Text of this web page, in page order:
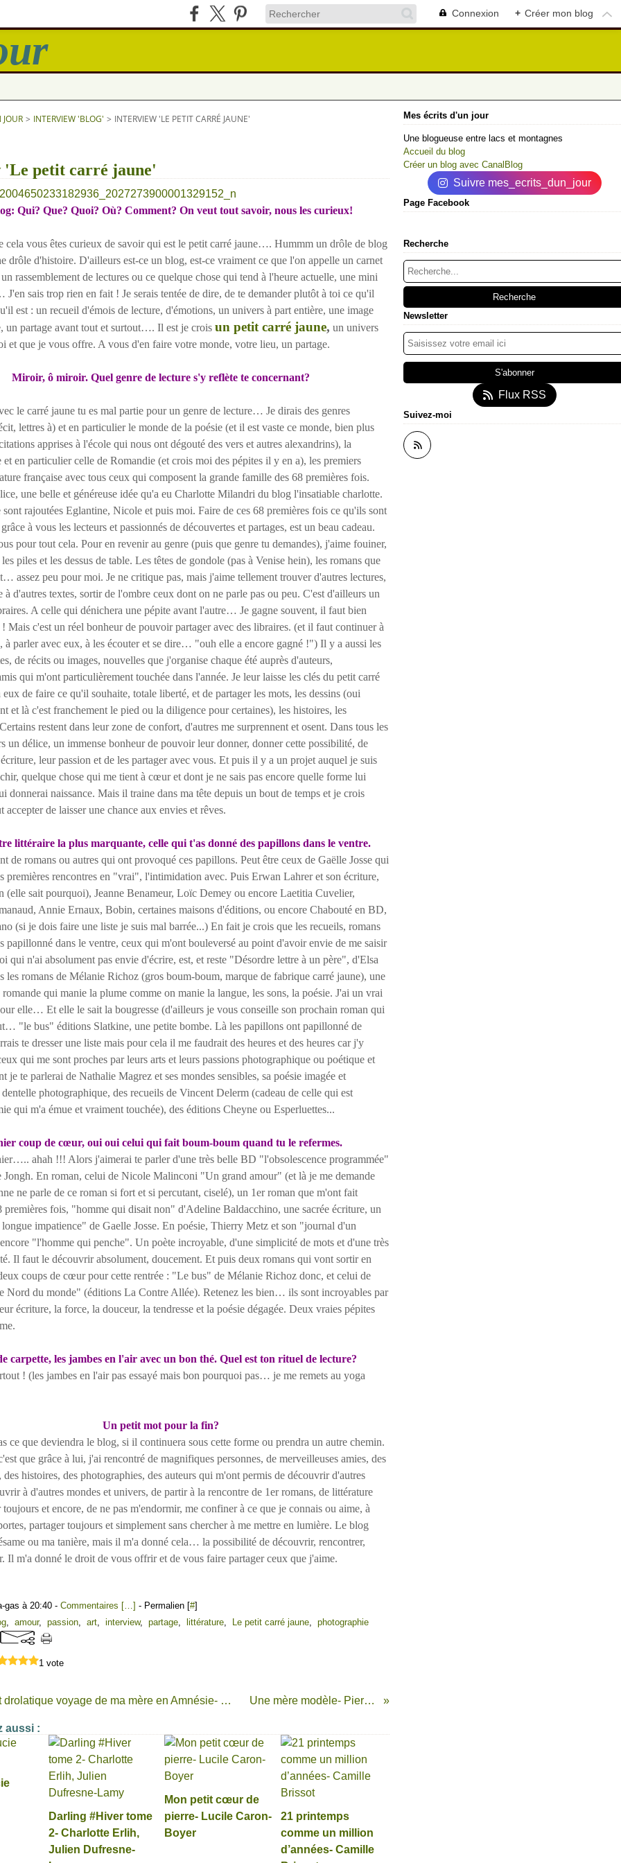
Connexion + Créer mon blog
> INTERVIEW 'BLOG' > INTERVIEW 'LE PETIT CARRÉ JAUNE'
petit carré jaune'
Qui? Que? Quoi? Où? Comment? On veut tout savoir, nous les curieux!
vous êtes curieux de savoir qui est le petit carré jaune…. Hummm un drôle de blog
drôle d'histoire. D'ailleurs est-ce un blog, est-ce vraiment ce que l'on appelle un carnet
rassemblement de lectures ou ce quelque chose qui tend à l'heure actuelle, une mini
sais trop rien en fait ! Je serais tentée de dire, de te demander plutôt à toi ce qu'il
est : un recueil d'émois de lecture, d'émotions, un univers à part entière, une image
un partage avant tout et surtout…. Il est je crois un petit carré jaune, un univers
et que je vous offre. A vous d'en faire votre monde, votre lieu, un partage.
Miroir, ô miroir. Quel genre de lecture s'y reflète te concernant?
le carré jaune tu es mal partie pour un genre de lecture… Je dirais des genres
lettres à) et en particulier le monde de la poésie (et il est vaste ce monde, bien plus
apprises à l'école qui nous ont dégouté des vers et autres alexandrins), la
et en particulier celle de Romandie (et crois moi des pépites il y en a), les premiers
française avec tous ceux qui composent la grande famille des 68 premières fois.
une belle et généreuse idée qu'a eu Charlotte Milandri du blog l'insatiable charlotte.
rajoutées Eglantine, Nicole et puis moi. Faire de ces 68 premières fois ce qu'ils sont
à vous les lecteurs et passionnés de découvertes et partages, est un beau cadeau.
pour tout cela. Pour en revenir au genre (puis que genre tu demandes), j'aime fouiner,
piles et les dessus de table. Les têtes de gondole (pas à Venise hein), les romans que
assez peu pour moi. Je ne critique pas, mais j'aime tellement trouver d'autres lectures,
à d'autres textes, sortir de l'ombre ceux dont on ne parle pas ou peu. C'est d'ailleurs un
A celle qui dénichera une pépite avant l'autre… Je gagne souvent, il faut bien
Mais c'est un réel bonheur de pouvoir partager avec des libraires. (et il faut continuer à
à parler avec eux, à les écouter et se dire… "ouh elle a encore gagné !") Il y a aussi les
de récits ou images, nouvelles que j'organise chaque été auprès d'auteurs,
qui m'ont particulièrement touchée dans l'année. Je leur laisse les clés du petit carré
eux de faire ce qu'il souhaite, totale liberté, et de partager les mots, les dessins (oui
et là c'est franchement le pied ou la diligence pour certaines), les histoires, les
restent dans leur zone de confort, d'autres me surprennent et osent. Dans tous les
un délice, un immense bonheur de pouvoir leur donner, donner cette possibilité, de
leur passion et de les partager avec vous. Et puis il y a un projet auquel je suis
quelque chose qui me tient à cœur et dont je ne sais pas encore quelle forme lui
donnerai naissance. Mais il traine dans ma tête depuis un bout de temps et je crois
de laisser une chance aux envies et rêves.
littéraire la plus marquante, celle qui t'as donné des papillons dans le ventre.
romans ou autres qui ont provoqué ces papillons. Peut être ceux de Gaëlle Josse qui
premières rencontres en "vrai", l'intimidation avec. Puis Erwan Lahrer et son écriture,
(elle sait pourquoi), Jeanne Benameur, Loïc Demey ou encore Laetitia Cuvelier,
Annie Ernaux, Bobin, certaines maisons d'éditions, ou encore Chabouté en BD,
(si je dois faire une liste je suis mal barrée...) En fait je crois que les recueils, romans
papillonné dans le ventre, ceux qui m'ont bouleversé au point d'avoir envie de me saisir
qui n'ai absolument pas envie d'écrire, est, et reste "Désordre lettre à un père", d'Elsa
les romans de Mélanie Richoz (gros boum-boum, marque de fabrique carré jaune), une
romande qui manie la plume comme on manie la langue, les sons, la poésie. J'ai un vrai
elle… Et elle le sait la bougresse (d'ailleurs je vous conseille son prochain roman qui
"le bus" éditions Slatkine, une petite bombe. Là les papillons ont papillonné de
te dresser une liste mais pour cela il me faudrait des heures et des heures car j'y
qui me sont proches par leurs arts et leurs passions photographique ou poétique et
je te parlerai de Nathalie Magrez et ses mondes sensibles, sa poésie imagée et
photographique, des recueils de Vincent Delerm (cadeau de celle qui est
qui m'a émue et vraiment touchée), des éditions Cheyne ou Esperluettes...
coup de cœur, oui oui celui qui fait boum-boum quand tu le refermes.
ahah !!! Alors j'aimerai te parler d'une très belle BD "l'obsolescence programmée"
Jongh. En roman, celui de Nicole Malinconi "Un grand amour" (et là je me demande
ne parle de ce roman si fort et si percutant, ciselé), un 1er roman que m'ont fait
premières fois, "homme qui disait non" d'Adeline Baldacchino, une sacrée écriture, un
impatience" de Gaelle Josse. En poésie, Thierry Metz et son "journal d'un
"l'homme qui penche". Un poète incroyable, d'une simplicité de mots et d'une très
Il faut le découvrir absolument, doucement. Et puis deux romans qui vont sortir en
coups de cœur pour cette rentrée : "Le bus" de Mélanie Richoz donc, et celui de
Nord du monde" (éditions La Contre Allée). Retenez les bien… ils sont incroyables par
écriture, la force, la douceur, la tendresse et la poésie dégagée. Deux vraies pépites
carpette, les jambes en l'air avec un bon thé. Quel est ton rituel de lecture?
! (les jambes en l'air pas essayé mais bon pourquoi pas… je me remets au yoga
Un petit mot pour la fin?
ce que deviendra le blog, si il continuera sous cette forme ou prendra un autre chemin.
que grâce à lui, j'ai rencontré de magnifiques personnes, de merveilleuses amies, des
des histoires, des photographies, des auteurs qui m'ont permis de découvrir d'autres
à d'autres mondes et univers, de partir à la rencontre de 1er romans, de littérature
toujours et encore, de ne pas m'endormir, me confiner à ce que je connais ou aime, à
partager toujours et simplement sans chercher à me mettre en lumière. Le blog
ou ma tanière, mais il m'a donné cela… la possibilité de découvrir, rencontrer,
Il m'a donné le droit de vous offrir et de vous faire partager ceux que j'aime.
gas à 20:40 - Commentaires […] - Permalien [#]
, amour, passion, art, interview, partage, littérature, Le petit carré jaune, photographie
1 vote
L’étrange et drolatique voyage de ma mère en Amnésie- Michel Mompontet Une mère modèle- Pierre Linhart
aussi :
Darling #Hiver tome
2- Charlotte Erlih,
Julien Dufresne-
Mon petit cœur de
pierre- Lucile Caron-
Boyer
21 printemps
comme un million
d’années- Camille
Mes écrits d'un jour
Une blogueuse entre lacs et montagnes
Accueil du blog
Créer un blog avec CanalBlog
Suivre mes_ecrits_dun_jour
Page Facebook
Recherche
Newsletter
Flux RSS
Suivez-moi